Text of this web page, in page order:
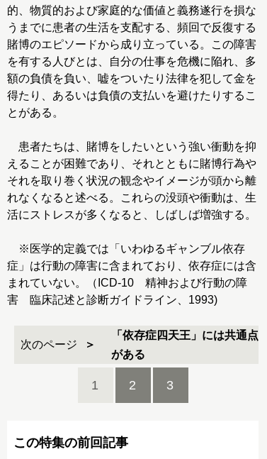
的、物質的および家庭的な価値と義務遂行を損な
うまでに患者の生活を支配する、頻回で反復する
賭博のエピソードから成り立っている。この障害
を有する人びとは、自分の仕事を危機に陥れ、多
額の負債を負い、嘘をついたり法律を犯して金を
得たり、あるいは負債の支払いを避けたりするこ
とがある。
患者たちは、賭博をしたいという強い衝動を抑
えることが困難であり、それとともに賭博行為や
それを取り巻く状況の観念やイメージが頭から離
れなくなると述べる。これらの没頭や衝動は、生
活にストレスが多くなると、しばしば増強する。
※医学的定義では「いわゆるギャンブル依存
症」は行動の障害に含まれており、依存症には含
まれていない。（ICD-10 精神および行動の障
害 臨床記述と診断ガイドライン、1993)
次のページ
「依存症四天王」には共通点
がある
1 2 3
この特集の前回記事